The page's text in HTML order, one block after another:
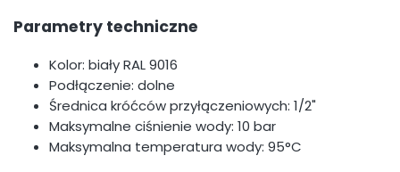
Parametry techniczne
Kolor: biały RAL 9016
Podłączenie: dolne
Średnica króćców przyłączeniowych: 1/2"
Maksymalne ciśnienie wody: 10 bar
Maksymalna temperatura wody: 95°C